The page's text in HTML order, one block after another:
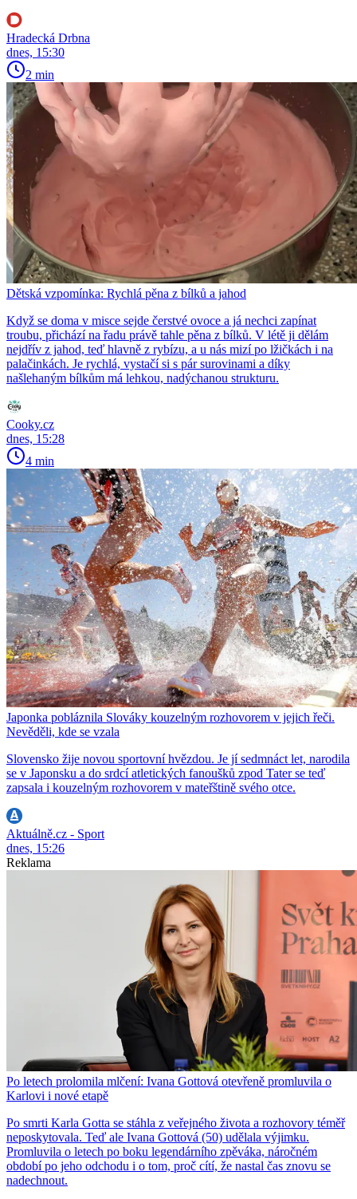
Hradecká Drbna
dnes, 15:30
2 min
Dětská vzpomínka: Rychlá pěna z bílků a jahod
Když se doma v misce sejde čerstvé ovoce a já nechci zapínat
troubu, přichází na řadu právě tahle pěna z bílků. V létě ji dělám
nejdřív z jahod, teď hlavně z rybízu, a u nás mizí po lžičkách i na
palačinkách. Je rychlá, vystačí si s pár surovinami a díky
našlehaným bílkům má lehkou, nadýchanou strukturu.
Cooky.cz
dnes, 15:28
4 min
Japonka pobláznila Slováky kouzelným rozhovorem v jejich řeči.
Nevěděli, kde se vzala
Slovensko žije novou sportovní hvězdou. Je jí sedmnáct let, narodila
se v Japonsku a do srdcí atletických fanoušků zpod Tater se teď
zapsala i kouzelným rozhovorem v mateřštině svého otce.
Aktuálně.cz - Sport
dnes, 15:26
Reklama
Po letech prolomila mlčení: Ivana Gottová otevřeně promluvila o
Karlovi i nové etapě
Po smrti Karla Gotta se stáhla z veřejného života a rozhovory téměř
neposkytovala. Teď ale Ivana Gottová (50) udělala výjimku.
Promluvila o letech po boku legendárního zpěváka, náročném
období po jeho odchodu i o tom, proč cítí, že nastal čas znovu se
nadechnout.